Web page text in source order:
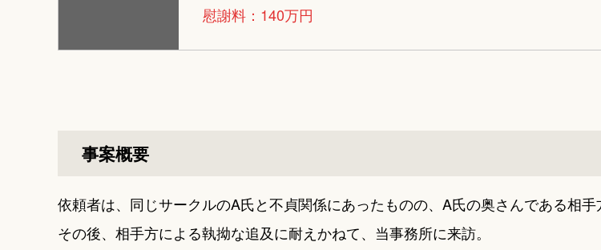
慰謝料：140万円
事案概要
依頼者は、同じサークルのA氏と不貞関係にあったものの、A氏の奥さんである相手
その後、相手方による執拗な追及に耐えかねて、当事務所に来訪。